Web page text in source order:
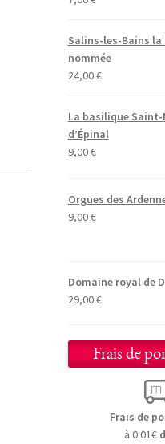
Salins-les-Bains la
nommée
24,00€
La basilique Saint-
d’Épinal
9,00€
Orgues des
9,00€
Domaine royal de
29,00€
Frais de
Frais de
à 0.01€